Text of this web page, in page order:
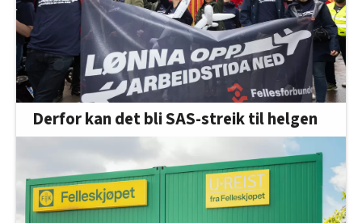
Derfor kan det bli SAS-streik til helgen